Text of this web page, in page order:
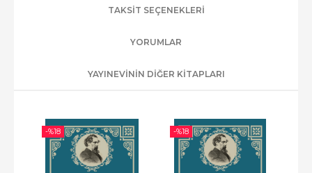
TAKSIT SEÇENEKLERI
YORUMLAR
YAYINEVININ DIĞER KITAPLARI
-%18 -%18